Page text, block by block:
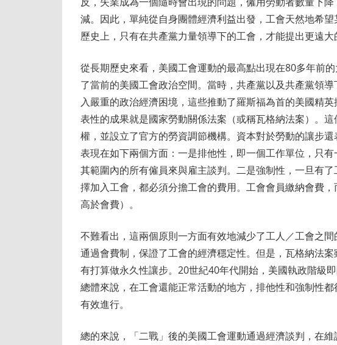
減。因此，單純從自身團體經濟利益出發，工會天然地希
歷史上，只有在共產黨力量領導下的工會，才能提出更遠大
從長期歷史來看，美國工會運動的最高點出現在80多年前
了當前的美國工會政治空間。當時，共產黨以及共產黨領
入嚴重的政治經濟困境，這些推動了羅斯福為首的美國精
表性的成果就是國家勞動關係法案（或稱瓦格納法案）。
權，並設立了官方的勞資調節機構。資本對於勞動的讓步
表現在如下兩個方面：一是排他性，即一個工作單位，只
其範圍內的所有僱員來與雇主談判。二是強制性，一旦有
擇加入工會，都必須分擔工會的費用。工會會員繳納會費
高於會費）。
不難看出，這兩個原則一方面有效地減少了工人／工會之
通過會費制，保證了工會的經濟穩定性。但是，瓦格納法
有打算做永久性讓步。20世紀40年代開始，美國執政階級
總體來說，在工會還能正常活動的地方，排他性和強制性
有效進行。
總的來說，「二戰」後的美國工會運動通過經濟談判，在